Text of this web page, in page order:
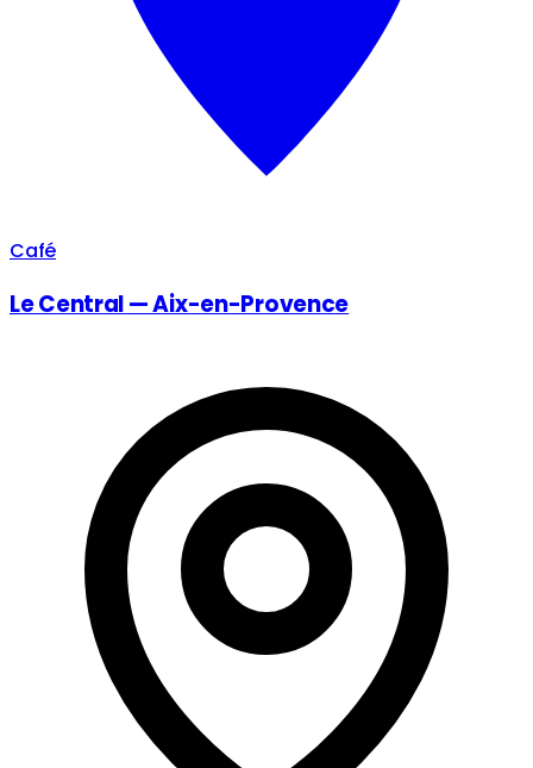
Café
Le Central — Aix-en-Provence